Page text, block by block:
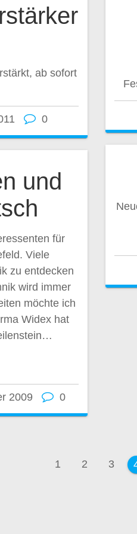
ab sofort
0
und
für
Viele
zu entdecken
wird immer
möchte ich
Widex hat
2009 0
Seite
1 Seite
2 Seite
3